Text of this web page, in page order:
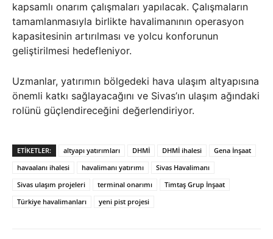
kapsamlı onarım çalışmaları yapılacak. Çalışmaların
tamamlanmasıyla birlikte havalimanının operasyon
kapasitesinin artırılması ve yolcu konforunun
geliştirilmesi hedefleniyor.
Uzmanlar, yatırımın bölgedeki hava ulaşım altyapısına
önemli katkı sağlayacağını ve Sivas’ın ulaşım ağındaki
rolünü güçlendireceğini değerlendiriyor.
ETIKETLER: altyapı yatırımları DHMİ DHMİ ihalesi
Gena İnşaat
havaalanı ihalesi
havalimanı yatırımı
Sivas Havalimanı
Sivas ulaşım projeleri
terminal onarımı
Timtaş Grup İnşaat
Türkiye havalimanları
yeni pist projesi